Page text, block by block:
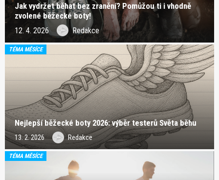
Jak vydržet běhat bez zranění? Pomůžou ti i vhodně
zvolené běžecké boty!
12. 4. 2026 Redakce
TÉMA MĚSÍCE
Nejlepší běžecké boty 2026: výběr testerů Světa běhu
13. 2. 2026 Redakce
TÉMA MĚSÍCE